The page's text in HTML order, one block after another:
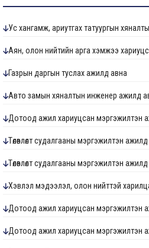
Ус хангамж, ариутгах татуургын
Аян, олон нийтийн арга хэмжээ
Газрын даргын туслах ажилд авна
Авто замын хяналтын инженер ажилд
Дотоод ажил хариуцсан мэргэжилтэн
Төлөвлөлт судалгааны мэргэжилтэн
Төлөвлөлт судалгааны мэргэжилтэн
Хэвлэл мэдээлэл, олон нийттэй
Дотоод ажил хариуцсан мэргэжилтэн
Дотоод ажил хариуцсан мэргэжилтэн